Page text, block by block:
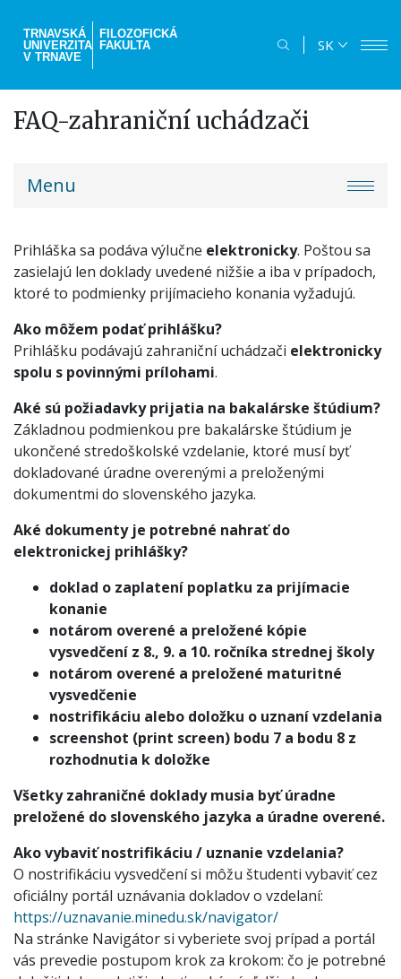
hlavný
TRNAVSKÁ
UNIVERZITA
V TRNAVE
FILOZOFICKÁ
FAKULTA
SK
FAQ-zahraniční uchádzači
truni-
Menu
Prihláška sa podáva výlučne elektronicky. Poštou sa
zasielajú len doklady uvedené nižšie a iba v prípadoch,
ktoré to podmienky prijímacieho konania vyžadujú.
Ako môžem podať prihlášku?
Prihlášku podávajú zahraniční uchádzači elektronicky
spolu s povinnými prílohami.
Aké sú požiadavky prijatia na bakalárske štúdium?
Základnou podmienkou pre bakalárske štúdium je
ukončené stredoškolské vzdelanie, ktoré musí byť
dokladované úradne overenými a preloženými
dokumentmi do slovenského jazyka.
Aké dokumenty je potrebné nahrať do
elektronickej prihlášky?
doklad o zaplatení poplatku za prijímacie
konanie
notárom overené a preložené kópie
vysvedčení z 8., 9. a 10. ročníka strednej školy
notárom overené a preložené maturitné
vysvedčenie
nostrifikáciu alebo doložku o uznaní vzdelania
screenshot (print screen) bodu 7 a bodu 8 z
rozhodnutia k doložke
Všetky zahraničné doklady musia byť úradne
preložené do slovenského jazyka a úradne overené.
Ako vybaviť nostrifikáciu / uznanie vzdelania?
O nostrifikáciu vysvedčení si môžu študenti vybaviť cez
oficiálny portál uznávania dokladov o vzdelaní:
https://uznavanie.minedu.sk/navigator/
Na stránke Navigátor si vyberiete svoj prípad a portál
vás prevedie postupom krok za krokom: čo je potrebné